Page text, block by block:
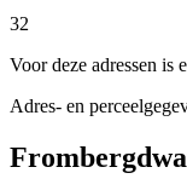
32
Voor deze adressen is
Adres- en